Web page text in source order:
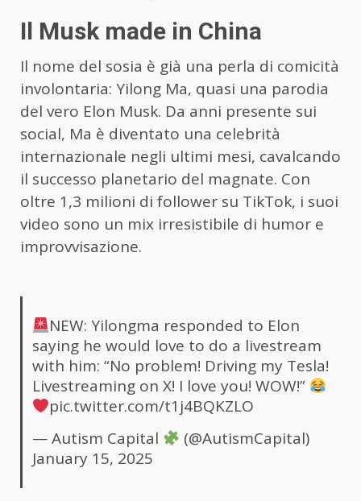
Il Musk made in China
Il nome del sosia è già una perla di comicità
involontaria: Yilong Ma, quasi una parodia
del vero Elon Musk. Da anni presente sui
social, Ma è diventato una celebrità
internazionale negli ultimi mesi, cavalcando
il successo planetario del magnate. Con
oltre 1,3 milioni di follower su TikTok, i suoi
video sono un mix irresistibile di humor e
improvvisazione.
NEW: Yilongma responded to Elon
saying he would love to do a livestream
with him: “No problem! Driving my Tesla!
Livestreaming on X! I love you! WOW!”
pic.twitter.com/t1j4BQKZLO
— Autism Capital
(@AutismCapital)
January 15, 2025